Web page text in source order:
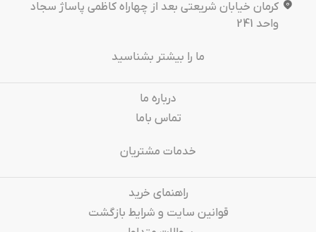
کرمان خیابان شریعتی بعد از چهاراه کاظمی پاساژ سجاد
واحد 241
ما را بیشتر بشناسید
درباره‌ ما
تماس باما
خدمات مشتریان
راهنمای خرید
قوانین سایت و شرایط بازگشت